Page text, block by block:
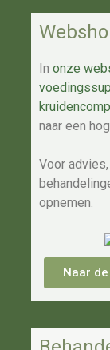
In onze
naar een
Voor
opnemen.
Naar